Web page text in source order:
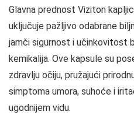
Glavna prednost Viziton
uključuje pažljivo odabrane
jamči sigurnost i učinkovitost
kemikalija. Ove kapsule su
zdravlju očiju, pružajući
simptoma umora, suhoće i
ugodnijem vidu.